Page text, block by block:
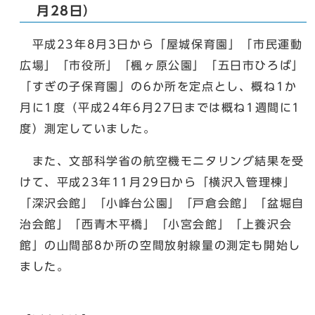
月28日）
平成23年8月3日から「屋城保育園」「市民運動
広場」「市役所」「楓ヶ原公園」「五日市ひろば」
「すぎの子保育園」の6か所を定点とし、概ね1か
月に1度（平成24年6月27日までは概ね1週間に1
度）測定していました。
また、文部科学省の航空機モニタリング結果を受
けて、平成23年11月29日から「横沢入管理棟」
「深沢会館」「小峰台公園」「戸倉会館」「盆堀自
治会館」「西青木平橋」「小宮会館」「上養沢会
館」の山間部8か所の空間放射線量の測定も開始し
ました。